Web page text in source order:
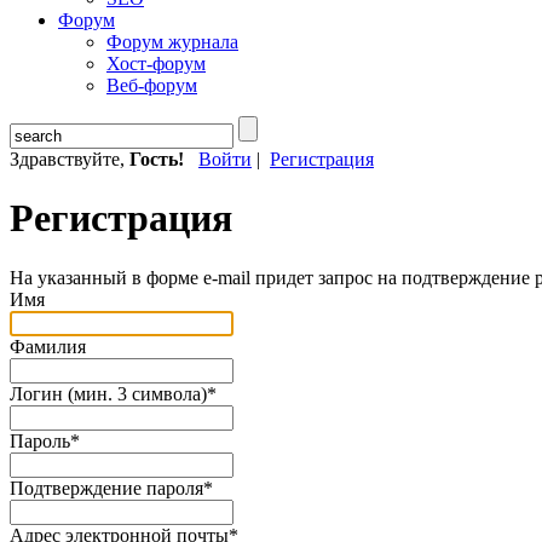
Форум
Форум журнала
Хост-форум
Веб-форум
Здравствуйте, Гость! Войти | Регистрация
Регистрация
На указанный в форме e-mail придет запрос на подтверждение
Имя
Фамилия
Логин (мин. 3 символа)*
Пароль*
Подтверждение пароля*
Адрес электронной почты*